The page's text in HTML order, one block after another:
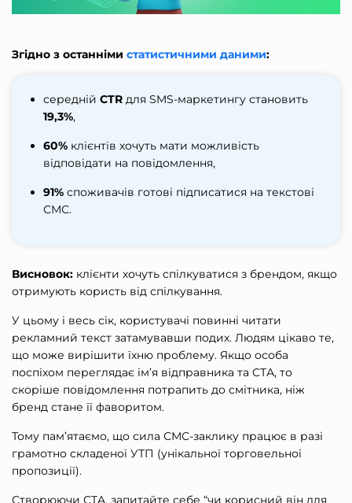
Згідно з останніми статистичними даними:
середній CTR для SMS-маркетингу становить
19,3%,
60% клієнтів хочуть мати можливість
відповідати на повідомлення,
91% споживачів готові підписатися на текстові
СМС.
Висновок: клієнти хочуть спілкуватися з брендом, якщо
отримують користь від спілкування.
У цьому і весь сік, користувачі повинні читати
рекламний текст затамувавши подих. Людям цікаво те,
що може вирішити їхню проблему. Якщо особа
поспіхом переглядає ім’я відправника та СТА, то
скоріше повідомлення потрапить до смітника, ніж
бренд стане її фаворитом.
Тому пам’ятаємо, що сила СМС-заклику працює в разі
грамотно складеної УТП (унікальної торговельної
пропозиції).
Створюючи CTA, запитайте себе “чи корисний він для